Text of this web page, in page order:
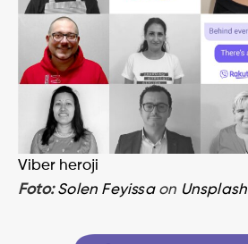
Viber heroji
Foto: Solen Feyissaon Unsplash